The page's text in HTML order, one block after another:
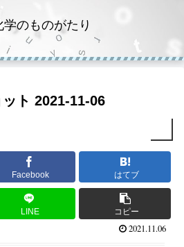
学のものがたり
ト 2021-11-06
Facebook はてブ
LINE コピー
2021.11.06